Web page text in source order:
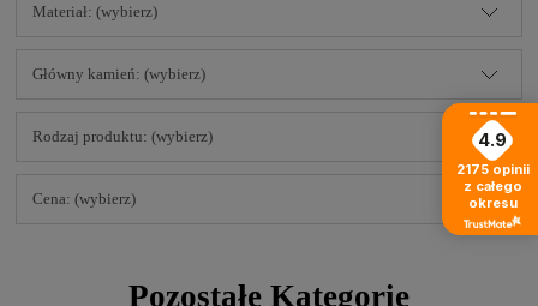
Materiał: (wybierz)
Główny kamień: (wybierz)
Rodzaj produktu: (wybierz)
Cena: (wybierz)
Pozostałe Kategorie
4.9
2175 opinii
z całego
okresu